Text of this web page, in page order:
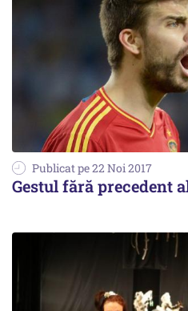
Publicat pe 22 Noi 2017
Gestul fără precedent